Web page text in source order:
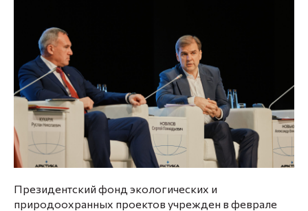
Президентский фонд экологических и
природоохранных проектов учрежден в феврале